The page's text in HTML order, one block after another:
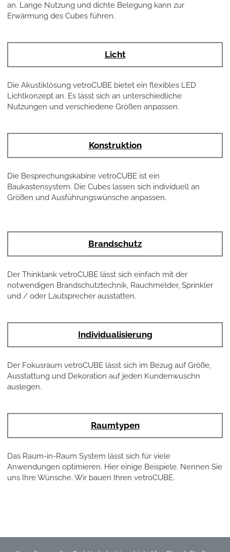
an. Lange Nutzung und dichte Belegung kann zur
Erwärmung des Cubes führen.
Licht
Die Akustiklösung vetroCUBE bietet ein flexibles LED
Lichtkonzept an. Es lässt sich an unterschiedliche
Nutzungen und verschiedene Größen anpassen.
Konstruktion
Die Besprechungskabine vetroCUBE ist ein
Baukastensystem. Die Cubes lassen sich individuell an
Größen und Ausführungswünsche anpassen.
Brandschutz
Der Thinktank vetroCUBE lässt sich einfach mit der
notwendigen Brandschutztechnik, Rauchmelder, Sprinkler
und / oder Lautsprecher ausstatten.
Individualisierung
Der Fokusraum vetroCUBE lässt sich im Bezug auf Größe,
Ausstattung und Dekoration auf jeden Kundenwuschn
auslegen.
Raumtypen
Das Raum-in-Raum System lässt sich für viele
Anwendungen optimieren. Hier einige Beispiele. Nennen Sie
uns Ihre Wünsche. Wir bauen Ihren vetroCUBE.